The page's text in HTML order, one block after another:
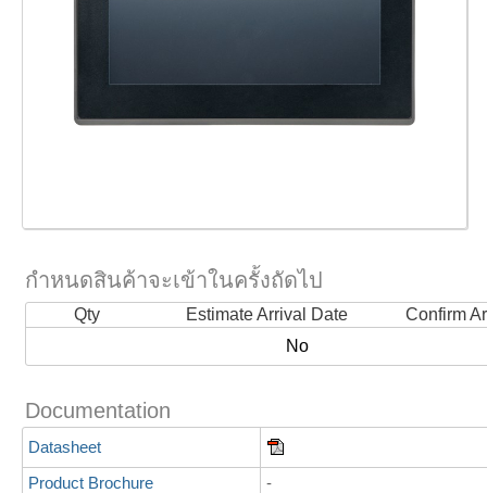
กำหนดสินค้าจะเข้าในครั้งถัดไป
Qty Estimate Arrival Date
Confirm
No
Documentation
Datasheet
Product Brochure
-